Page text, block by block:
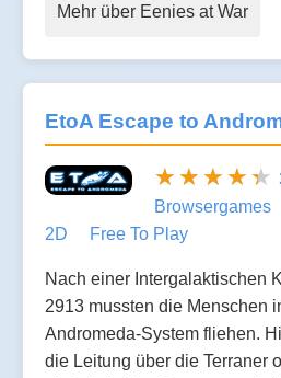
Mehr über Eenies at War
EtoA Escape to
Browsergames
2D
Free To Play
Nach einer Intergalaktischen
2913 mussten die Menschen
Andromeda-System fliehen.
die Leitung über die Terraner